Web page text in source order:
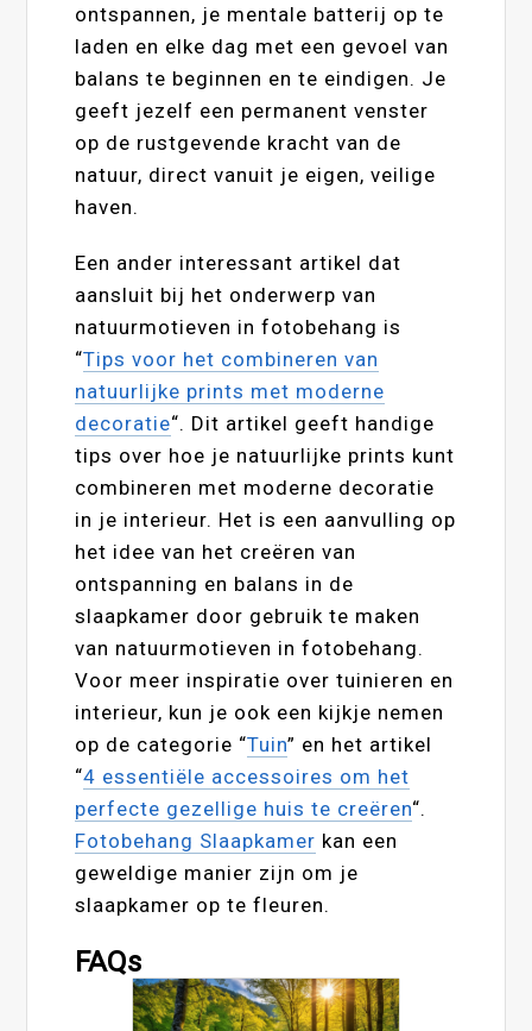
ontspannen, je mentale batterij op te
laden en elke dag met een gevoel van
balans te beginnen en te eindigen. Je
geeft jezelf een permanent venster
op de rustgevende kracht van de
natuur, direct vanuit je eigen, veilige
haven.
Een ander interessant artikel dat
aansluit bij het onderwerp van
natuurmotieven in fotobehang is
“Tips voor het combineren van
natuurlijke prints met moderne
decoratie“. Dit artikel geeft handige
tips over hoe je natuurlijke prints kunt
combineren met moderne decoratie
in je interieur. Het is een aanvulling op
het idee van het creëren van
ontspanning en balans in de
slaapkamer door gebruik te maken
van natuurmotieven in fotobehang.
Voor meer inspiratie over tuinieren en
interieur, kun je ook een kijkje nemen
op de categorie “Tuin” en het artikel
“4 essentiële accessoires om het
perfecte gezellige huis te creëren“.
Fotobehang Slaapkamer kan een
geweldige manier zijn om je
slaapkamer op te fleuren.
FAQs